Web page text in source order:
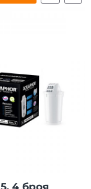
4 броя